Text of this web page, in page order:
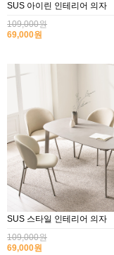
SUS 아이린 인테리어 의자
109,000원
69,000원
SUS 스타일 인테리어 의자
109,000원
69,000원